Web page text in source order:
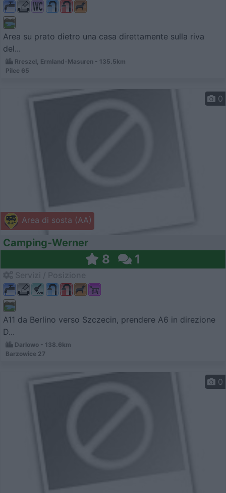
Area su prato dietro una casa direttamente sulla riva
del...
Rreszel, Ermland-Masuren - 135.5km
Pilec 65
Area di sosta (AA)
0
Camping-Werner
8 1
A11 da Berlino verso Szczecin, prendere A6 in direzione
D...
Darlowo - 138.6km
Barzowice 27
0